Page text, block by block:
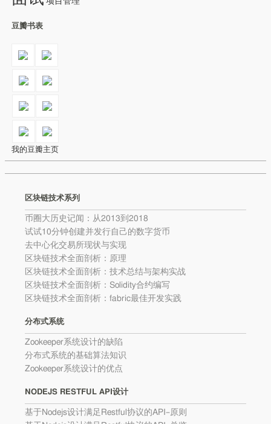
豆瓣书表
我的豆瓣主页
区块链技术系列
币圈大历史记闻：从2013到2018
试试10分钟创建并发行自己的数字货币
去中心化交易所现状与实现
区块链技术全面剖析：原理
区块链技术全面剖析：技术总结与架构实战
区块链技术全面剖析：Solidity合约编写
区块链技术全面剖析：fabric最佳开发实践
分布式系统
Zookeeper系统设计的缺陷
分布式系统的基础算法知识
Zookeeper系统设计的优点
NODEJS RESTFUL API设计
基于Nodejs设计满足Restful协议的API–原则